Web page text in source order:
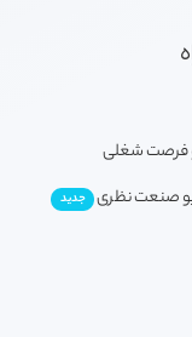
فرصت شغلی
صنعت نظری جدید